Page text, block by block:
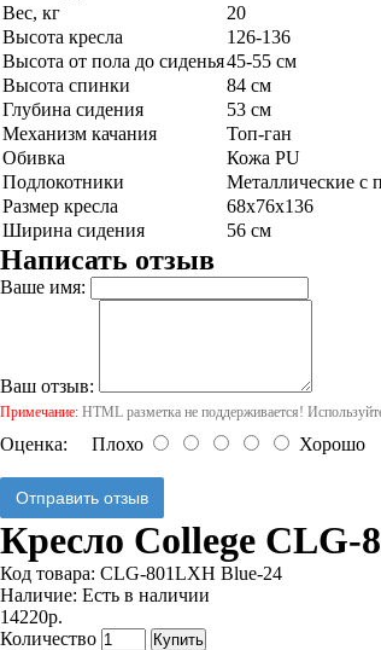
Вес, кг
20
Высота кресла
126-136
Высота от пола до сиденья45-55 см
Высота спинки
84 см
Глубина сидения
53 см
Механизм качания
Топ-ган
Обивка
Кожа PU
Подлокотники
Металлические с
Размер кресла
68x76x136
Ширина сидения
56 см
Написать отзыв
Ваше имя:
Ваш отзыв:
Примечание: HTML разметка не поддерживается!
Оценка: Плохо Хорошо
Отправить отзыв
Кресло College CLG-
Код товара: CLG-801LXH Blue-24
Наличие: Есть в наличии
14220р.
Количество
Купить